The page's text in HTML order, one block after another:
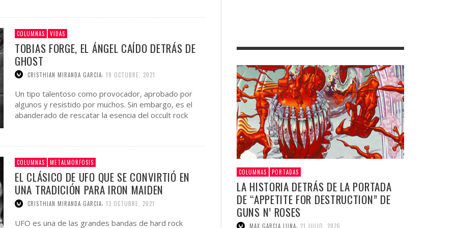
COLUMNAS VIDAS
TOBIAS FORGE, EL ÁNGEL CAÍDO DETRÁS DE
GHOST
CRISTHIAN MIRANDA GARCIA 19 OCTUBRE, 2021
Un tipo talentoso como provocador, aprobado por
algunos y resistido por muchos. Sin embargo, es el
abanderado de rescatar la esencia del occult rock
COLUMNAS METALMORFOSIS
EL CLÁSICO DE UFO QUE SE CONVIRTIÓ EN
UNA TRADICIÓN PARA IRON MAIDEN
CRISTHIAN MIRANDA GARCIA 13 OCTUBRE, 2021
UFO es una de las grandes bandas de hard rock
COLUMNAS PORTADAS
LA HISTORIA DETRÁS DE LA PORTADA
DE “APPETITE FOR DESTRUCTION” DE
GUNS N’ ROSES
MAX GARCIA LUNA, 21 JULIO, 2026